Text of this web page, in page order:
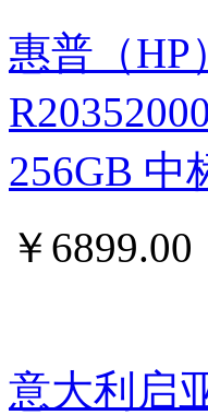
惠普（HP
256GB 中
￥ 6899.00
意大利启